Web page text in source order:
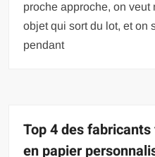
proche approche, on veut
objet qui sort du lot, et on
pendant
Top 4 des
en papier